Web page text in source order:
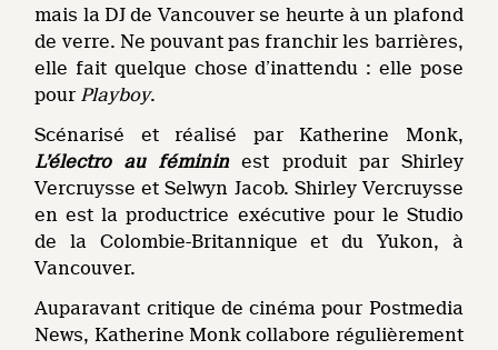
mais la DJ de Vancouver se heurte à un plafond
de verre. Ne pouvant pas franchir les barrières,
elle fait quelque chose d’inattendu : elle pose
pour Playboy.
Scénarisé et réalisé par Katherine Monk,
L’électro au fémininest produit par Shirley
Vercruysse et Selwyn Jacob. Shirley Vercruysse
en est la productrice exécutive pour le Studio
de la Colombie-Britannique et du Yukon, à
Vancouver.
Auparavant critique de cinéma pour Postmedia
News, Katherine Monk collabore régulièrement